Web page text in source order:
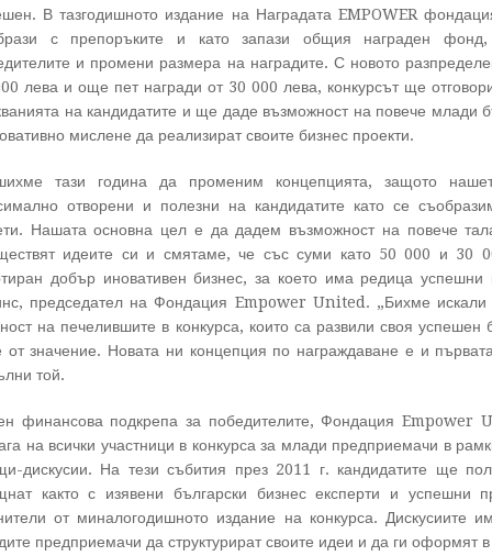
В тазгодишното издание на Наградата EMPOWER
с препоръките и като запази общия награден
и промени размера на наградите. С новото
лева и още пет награди от 30 000 лева, конкурсът ще
на кандидатите и ще даде възможност на повече млади
мислене да реализират своите бизнес проекти.
тази година да променим концепцията, защото
отворени и полезни на кандидатите като се
Нашата основна цел е да дадем възможност на повече
идеите си и смятаме, че със суми като 50 000 и 30
добър иновативен бизнес, за което има редица
председател на Фондация Empower United. „Бихме
на печелившите в конкурса, които са развили своя успешен
от значение. Новата ни концепция по награждаване е и
той.
финансова подкрепа за победителите, Фондация
на всички участници в конкурса за млади предприемачи в
дискусии. На тези събития през 2011 г. кандидатите ще
както с изявени български бизнес експерти и успешни
от миналогодишното издание на конкурса. Дискусиите
предприемачи да структурират своите идеи и да ги оформят